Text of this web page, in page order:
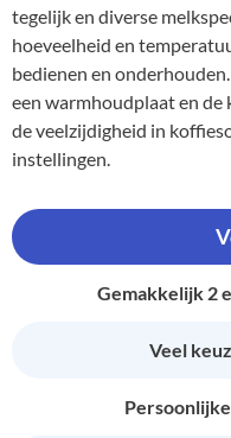
tegelijk en diverse
hoeveelheid en
bedienen en
een warmhoudplaat en
de veelzijdigheid in
instellingen.
Gemakkelijk 2
Veel